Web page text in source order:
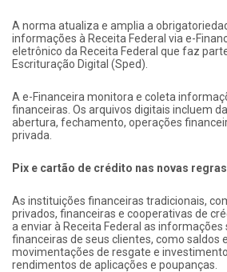
A norma atualiza e amplia a
informações à Receita Federal via e-
eletrônico da Receita Federal que faz
Escrituração Digital (Sped).
A e-Financeira monitora e coleta
financeiras. Os arquivos digitais incluem
abertura, fechamento, operações
privada.
Pix e cartão de crédito nas novas regras
As instituições financeiras tradicionais,
privados, financeiras e cooperativas de
a enviar à Receita Federal as
financeiras de seus clientes, como saldos
movimentações de resgate e
rendimentos de aplicações e poupanças.